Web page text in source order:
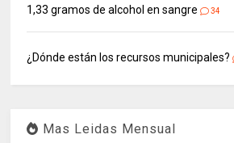
1,33 gramos de alcohol en sangre
34
¿Dónde están los recursos municipales?
Mas Leidas Mensual